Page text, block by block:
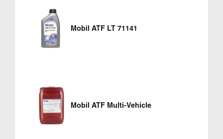
Mobil ATF LT 71141
Mobil ATF Multi-Vehicle